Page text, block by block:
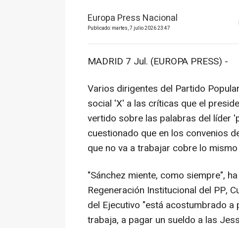
Europa Press Nacional
Publicado: martes, 7 julio 2026 23:47
MADRID 7 Jul. (EUROPA PRESS) -
Varios dirigentes del Partido
social 'X' a las críticas que el
vertido sobre las palabras del líder
cuestionado que en los convenios
que no va a trabajar cobre lo
"Sánchez miente, como siempre",
Regeneración Institucional del PP,
del Ejecutivo "está acostumbrado a
trabaja, a pagar un sueldo a las